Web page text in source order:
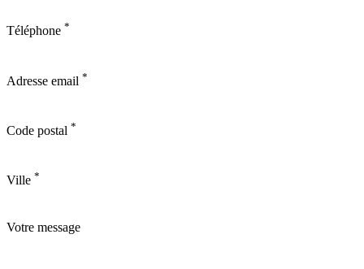
Téléphone *
Adresse email *
Code postal *
Ville *
Votre message